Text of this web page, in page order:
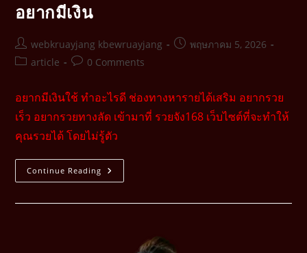
อยากมีเงิน
webkruayjang kbewruayjang
พฤษภาคม 5, 2026
article
0 Comments
อยากมีเงินใช้ ทำอะไรดี ช่องทางหารายได้เสริม อยากรวย
เร็ว อยากรวยทางลัด เข้ามาที่ รวยจัง168 เว็บไซต์ที่จะทำให้
คุณรวยได้ โดยไม่รู้ตัว
Continue Reading